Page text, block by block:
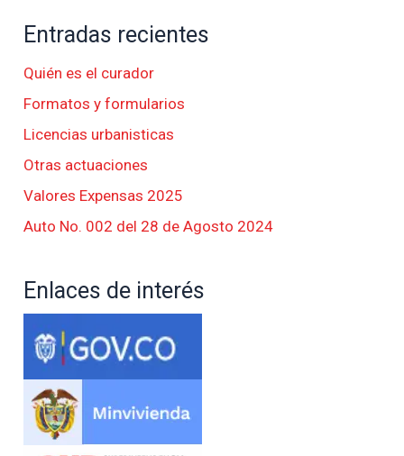
Entradas recientes
Quién es el curador
Formatos y formularios
Licencias urbanisticas
Otras actuaciones
Valores Expensas 2025
Auto No. 002 del 28 de Agosto 2024
Enlaces de interés